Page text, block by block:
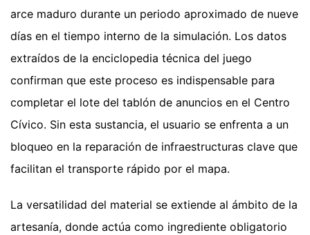
arce maduro durante un periodo aproximado de nueve
días en el tiempo interno de la simulación. Los datos
extraídos de la enciclopedia técnica del juego
confirman que este proceso es indispensable para
completar el lote del tablón de anuncios en el Centro
Cívico. Sin esta sustancia, el usuario se enfrenta a un
bloqueo en la reparación de infraestructuras clave que
facilitan el transporte rápido por el mapa.
La versatilidad del material se extiende al ámbito de la
artesanía, donde actúa como ingrediente obligatorio